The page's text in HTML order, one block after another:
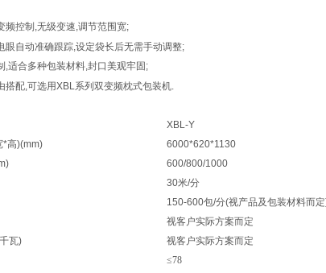
频控制 ,无级变速,调节范围宽;
眼自动准确跟踪,设定袋长后无需手动调整;
,适合多种包装材料,封口美观牢固 ;
搭配,可选用XBL系列双变频枕式包装机.
XBL-Y
*高)(mm)
6000*620*1130
600/800/1000
30米/分
150-600包/分(视产品及包装材料而定
视客户实际方案而定
千瓦)
视客户实际方案而定
≤78